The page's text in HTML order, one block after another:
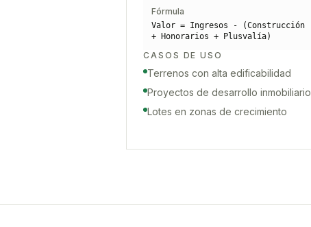
Fórmula
Valor = Ingresos - (Construcción
+ Honorarios + Plusvalía)
CASOS DE USO
Terrenos con alta edificabilidad
Proyectos de desarrollo inmobiliario
Lotes en zonas de crecimiento